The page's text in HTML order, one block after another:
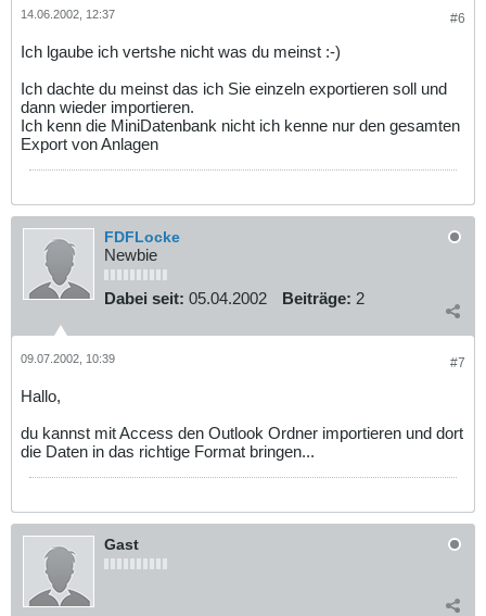
#6
14.06.2002, 12:37
Ich lgaube ich vertshe nicht was du meinst :-)
Ich dachte du meinst das ich Sie einzeln exportieren soll und
dann wieder importieren.
Ich kenn die MiniDatenbank nicht ich kenne nur den gesamten
Export von Anlagen
FDFLocke
Newbie
Dabei seit: 05.04.2002 Beiträge: 2
#7
09.07.2002, 10:39
Hallo,
du kannst mit Access den Outlook Ordner importieren und dort
die Daten in das richtige Format bringen...
Gast